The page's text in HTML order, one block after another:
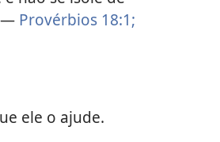
— Provérbios 18:1;
ele o ajude.